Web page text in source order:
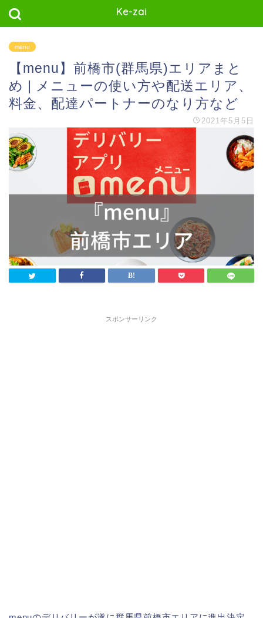
Ke-zai
menu
【menu】前橋市(群馬県)エリアまと
め | メニューの使い方や配送エリア、
料金、配達パートナーのなり方など
2021年5月5日
スポンサーリンク